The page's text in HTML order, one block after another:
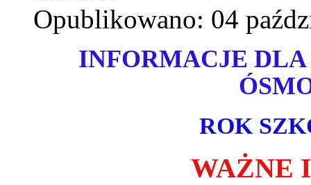
Opublikowano: 04
INFORMACJE
ROK
WAŻNE